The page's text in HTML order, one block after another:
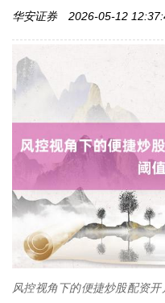
华安证券 2026-05-12
风控视角下的便捷炒股配资